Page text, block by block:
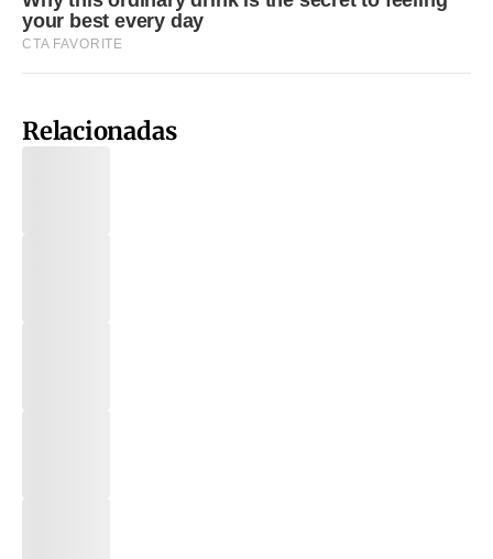
Relacionadas